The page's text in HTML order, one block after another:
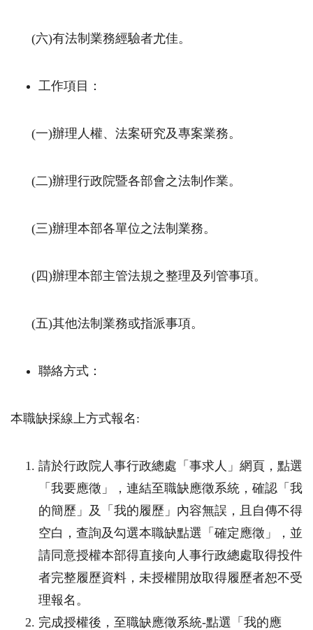
(六)有法制業務經驗者尤佳。
工作項目：
(一)辦理人權、法案研究及專案業務。
(二)辦理行政院暨各部會之法制作業。
(三)辦理本部各單位之法制業務。
(四)辦理本部主管法規之整理及列管事項。
(五)其他法制業務或指派事項。
聯絡方式：
本職缺採線上方式報名 :
請於行政院人事行政總處「事求人」網頁，點選
「我要應徵」，連結至職缺應徵系統，確認「我
的簡歷」及「我的履歷」內容無誤，且自傳不得
空白，查詢及勾選本職缺點選「確定應徵」，並
請同意授權本部得直接向人事行政總處取得投件
者完整履歷資料，未授權開放取得履歷者恕不受
理報名。
完成授權後，至職缺應徵系統-點選「我的應